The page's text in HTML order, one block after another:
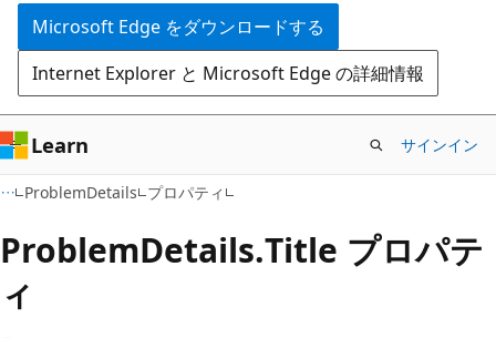
ツ
に
ス
キ
ッ
プ
ー
シ
ョ
ン
に
ス
キ
ッ
プ
Microsoft Edge をダウンロードする
Internet Explorer と Microsoft Edge の詳細情報
Learn サインイン
ProblemDetails プロパティ
ProblemDetails.Title プロパテ
ィ